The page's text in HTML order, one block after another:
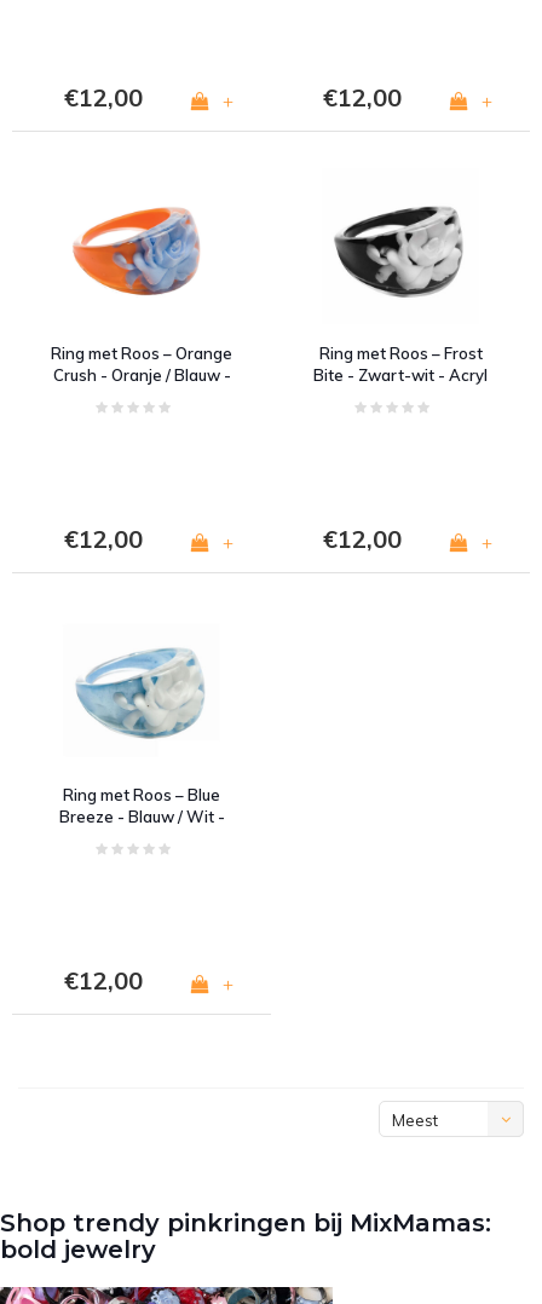
€12,00 + €12,00 +
Ring met Roos – Orange
Crush - Oranje / Blauw -
€12,00 +
Ring met Roos – Frost
Bite - Zwart-wit - Acryl
€12,00 +
Ring met Roos – Blue
Breeze - Blauw / Wit -
€12,00 +
Meest
Shop trendy pinkringen bij MixMamas:
bold jewelry